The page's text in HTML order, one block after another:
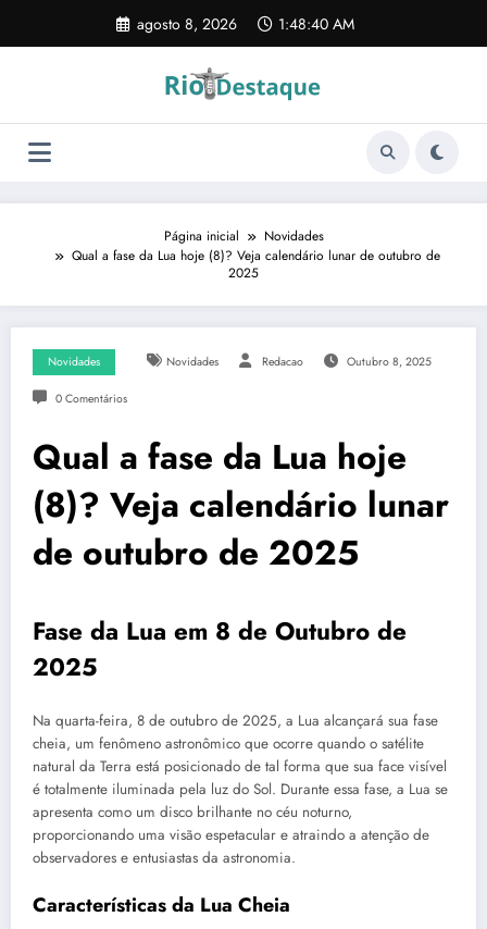
o
agosto 8, 2026 1:48:41 AM
Página inicial
Novidades
Qual a fase da Lua hoje (8)? Veja calendário lunar de outubro de
2025
Novidades Novidades Redacao Outubro 8, 2025
0 Comentários
Qual a fase da Lua hoje
(8)? Veja calendário lunar
de outubro de 2025
Fase da Lua em 8 de Outubro de
2025
Na quarta-feira, 8 de outubro de 2025, a Lua alcançará sua fase
cheia, um fenômeno astronômico que ocorre quando o satélite
natural da Terra está posicionado de tal forma que sua face visível
é totalmente iluminada pela luz do Sol. Durante essa fase, a Lua se
apresenta como um disco brilhante no céu noturno,
proporcionando uma visão espetacular e atraindo a atenção de
observadores e entusiastas da astronomia.
Características da Lua Cheia